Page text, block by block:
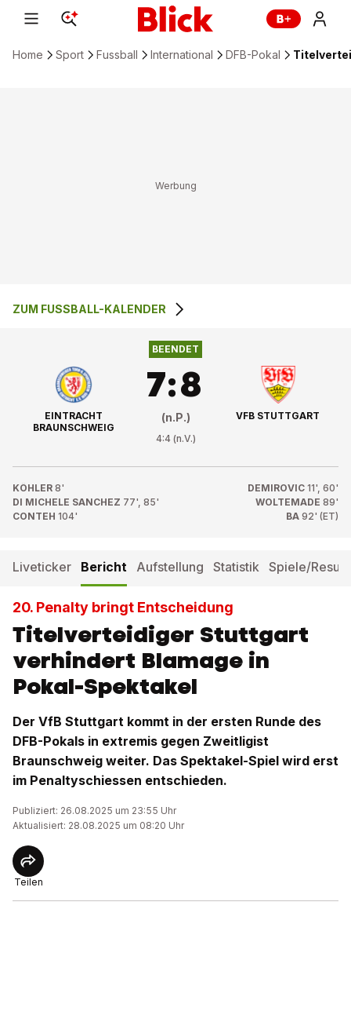
Home Sport Fussball International DFB-Pokal
EINTRACHT
7 :8
ZUM FUSSBALL-KALENDER
EINTRACHT
BRAUNSCHWEIG
BEENDET
7:8
(n.P.)
4:4 (n.V.)
VFB STUTTGART
KÖHLER 8'
DI MICHELE SANCHEZ 77', 85'
CONTEH 104'
DEMIROVIC 11', 60'
WOLTEMADE 89'
BA 92' (ET)
Liveticker Bericht Aufstellung Statistik Spiele/
20. Penalty bringt Entscheidung
Titelverteidiger Stuttgart
verhindert Blamage in
Pokal-Spektakel
Der VfB Stuttgart kommt in der ersten Runde des
DFB-Pokals in extremis gegen Zweitligist
Braunschweig weiter. Das Spektakel-Spiel wird erst
im Penaltyschiessen entschieden.
Publiziert: 26.08.2025 um 23:55 Uhr
Aktualisiert: 28.08.2025 um 08:20 Uhr
Teilen